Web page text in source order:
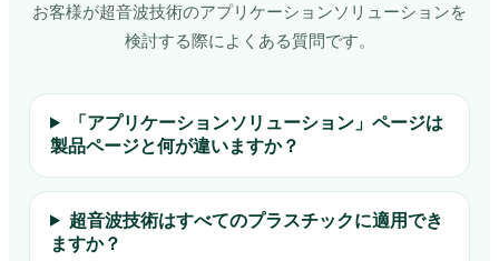
お客様が超音波技術のアプリケーションソリューションを
検討する際によくある質問です。
「アプリケーションソリューション」ページは
製品ページと何が違いますか？
超音波技術はすべてのプラスチックに適用でき
ますか？